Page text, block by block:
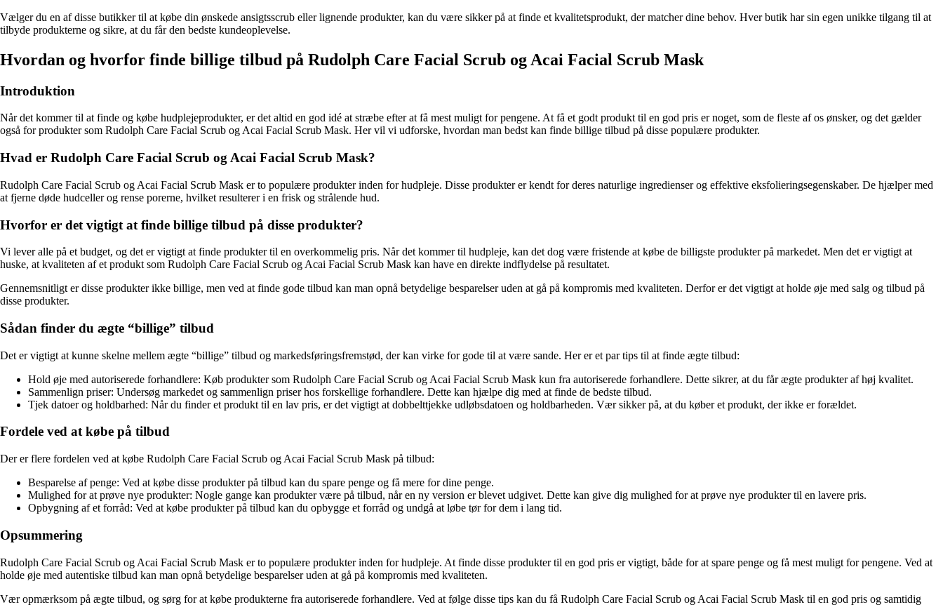
Vælger du en af ​​disse butikker til at købe din ønskede ansigtsscrub eller lignende produkter, kan du være sikker på at finde et kvalitetsprodukt, der matcher dine behov. Hver butik har sin egen unikke tilgang til at
tilbyde produkterne og sikre, at du får den bedste kundeoplevelse.
Hvordan og hvorfor finde billige tilbud på Rudolph Care Facial Scrub og Acai Facial Scrub Mask
Introduktion
Når det kommer til at finde og købe hudplejeprodukter, er det altid en god idé at stræbe efter at få mest muligt for pengene. At få et godt produkt til en god pris er noget, som de fleste af os ønsker, og det gælder
også for produkter som Rudolph Care Facial Scrub og Acai Facial Scrub Mask. Her vil vi udforske, hvordan man bedst kan finde billige tilbud på disse populære produkter.
Hvad er Rudolph Care Facial Scrub og Acai Facial Scrub Mask?
Rudolph Care Facial Scrub og Acai Facial Scrub Mask er to populære produkter inden for hudpleje. Disse produkter er kendt for deres naturlige ingredienser og effektive eksfolieringsegenskaber. De hjælper med
at fjerne døde hudceller og rense porerne, hvilket resulterer i en frisk og strålende hud.
Hvorfor er det vigtigt at finde billige tilbud på disse produkter?
Vi lever alle på et budget, og det er vigtigt at finde produkter til en overkommelig pris. Når det kommer til hudpleje, kan det dog være fristende at købe de billigste produkter på markedet. Men det er vigtigt at
huske, at kvaliteten af et produkt som Rudolph Care Facial Scrub og Acai Facial Scrub Mask kan have en direkte indflydelse på resultatet.
Gennemsnitligt er disse produkter ikke billige, men ved at finde gode tilbud kan man opnå betydelige besparelser uden at gå på kompromis med kvaliteten. Derfor er det vigtigt at holde øje med salg og tilbud på
disse produkter.
Sådan finder du ægte “billige” tilbud
Det er vigtigt at kunne skelne mellem ægte “billige” tilbud og markedsføringsfremstød, der kan virke for gode til at være sande. Her er et par tips til at finde ægte tilbud:
Hold øje med autoriserede forhandlere: Køb produkter som Rudolph Care Facial Scrub og Acai Facial Scrub Mask kun fra autoriserede forhandlere. Dette sikrer, at du får ægte produkter af høj kvalitet.
Sammenlign priser: Undersøg markedet og sammenlign priser hos forskellige forhandlere. Dette kan hjælpe dig med at finde de bedste tilbud.
Tjek datoer og holdbarhed: Når du finder et produkt til en lav pris, er det vigtigt at dobbelttjekke udløbsdatoen og holdbarheden. Vær sikker på, at du køber et produkt, der ikke er forældet.
Fordele ved at købe på tilbud
Der er flere fordelen ved at købe Rudolph Care Facial Scrub og Acai Facial Scrub Mask på tilbud:
Besparelse af penge: Ved at købe disse produkter på tilbud kan du spare penge og få mere for dine penge.
Mulighed for at prøve nye produkter: Nogle gange kan produkter være på tilbud, når en ny version er blevet udgivet. Dette kan give dig mulighed for at prøve nye produkter til en lavere pris.
Opbygning af et forråd: Ved at købe produkter på tilbud kan du opbygge et forråd og undgå at løbe tør for dem i lang tid.
Opsummering
Rudolph Care Facial Scrub og Acai Facial Scrub Mask er to populære produkter inden for hudpleje. At finde disse produkter til en god pris er vigtigt, både for at spare penge og få mest muligt for pengene. Ved at
holde øje med autentiske tilbud kan man opnå betydelige besparelser uden at gå på kompromis med kvaliteten.
Vær opmærksom på ægte tilbud, og sørg for at købe produkterne fra autoriserede forhandlere. Ved at følge disse tips kan du få Rudolph Care Facial Scrub og Acai Facial Scrub Mask til en god pris og samtidig